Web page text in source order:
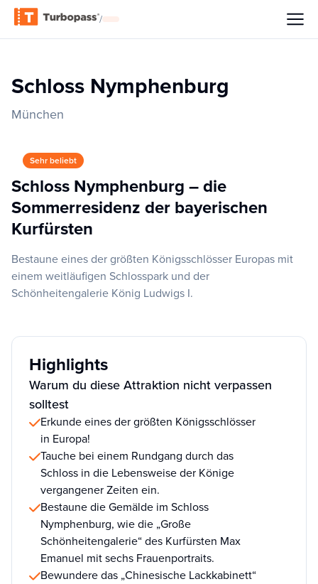
/
Schloss Nymphenburg
München
Sehr beliebt
Schloss Nymphenburg – die
Sommerresidenz der bayerischen
Kurfürsten
Bestaune eines der größten Königsschlösser Europas mit
einem weitläufigen Schlosspark und der
Schönheitengalerie König Ludwigs I.
Highlights
Warum du diese Attraktion nicht verpassen
solltest
Erkunde eines der größten Königsschlösser
in Europa!
Tauche bei einem Rundgang durch das
Schloss in die Lebensweise der Könige
vergangener Zeiten ein.
Bestaune die Gemälde im Schloss
Nymphenburg, wie die „Große
Schönheitengalerie“ des Kurfürsten Max
Emanuel mit sechs Frauenportraits.
Bewundere das „Chinesische Lackkabinett“